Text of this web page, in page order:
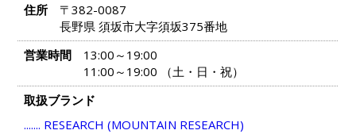
住所
〒382-0087
長野県 須坂市大字須坂375番地
営業時間
13:00～19:00
11:00～19:00 （土・日・祝）
取扱ブランド
....... RESEARCH (MOUNTAIN RESEARCH)